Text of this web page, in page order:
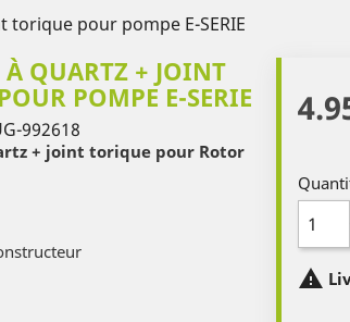
torique pour pompe E-SERIE
À QUARTZ + JOINT
POMPE E-SERIE
992618
+ joint torique pour Rotor
